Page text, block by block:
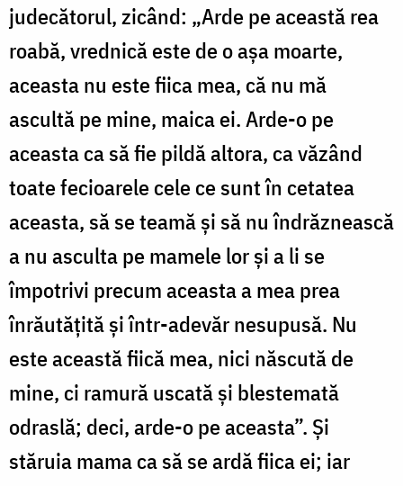
judecătorul, zicând: „Arde pe această rea
roabă, vrednică este de o așa moarte,
aceasta nu este fiica mea, că nu mă
ascultă pe mine, maica ei. Arde-o pe
aceasta ca să fie pildă altora, ca văzând
toate fecioarele cele ce sunt în cetatea
aceasta, să se teamă și să nu îndrăznească
a nu asculta pe mamele lor și a li se
împotrivi precum aceasta a mea prea
înrăutățită și într-adevăr nesupusă. Nu
este această fiică mea, nici născută de
mine, ci ramură uscată și blestemată
odraslă; deci, arde-o pe aceasta”. Și
stăruia mama ca să se ardă fiica ei; iar